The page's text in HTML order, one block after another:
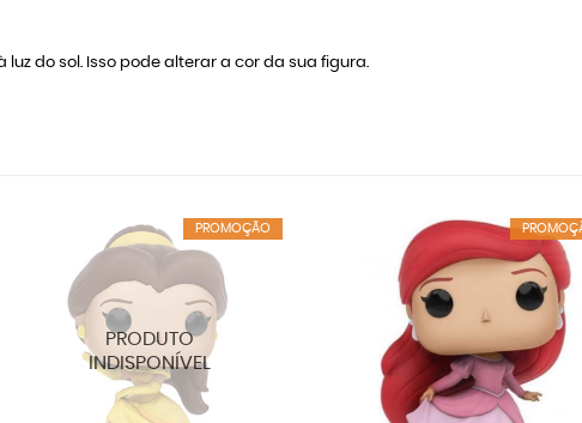
luz do sol. Isso pode alterar a cor da sua figura.
PROMOÇÃO